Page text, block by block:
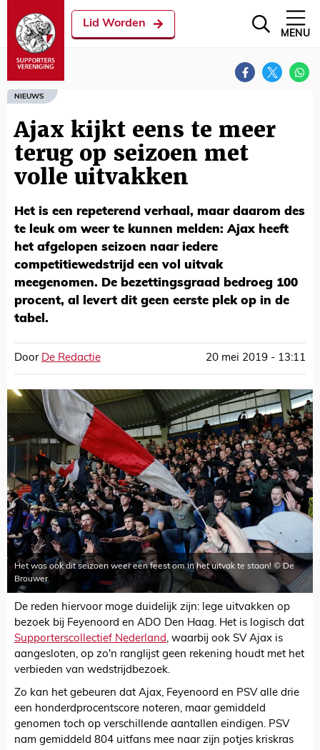
Lid Worden
MENU
NIEUWS
Ajax kijkt eens te meer
terug op seizoen met
volle uitvakken
Het is een repeterend verhaal, maar daarom des
te leuk om weer te kunnen melden: Ajax heeft
het afgelopen seizoen naar iedere
competitiewedstrijd een vol uitvak
meegenomen. De bezettingsgraad bedroeg 100
procent, al levert dit geen eerste plek op in de
tabel.
Door De Redactie 20 mei 2019 - 13:11
Het was ook dit seizoen weer een feest om in het uitvak te staan! © De
Brouwer
De reden hiervoor moge duidelijk zijn: lege uitvakken op
bezoek bij Feyenoord en ADO Den Haag. Het is logisch dat
Supporterscollectief Nederland, waarbij ook SV Ajax is
aangesloten, op zo'n ranglijst geen rekening houdt met het
verbieden van wedstrijdbezoek.
Zo kan het gebeuren dat Ajax, Feyenoord en PSV alle drie
een honderdprocentscore noteren, maar gemiddeld
genomen toch op verschillende aantallen eindigen. PSV
nam gemiddeld 804 uitfans mee naar zijn potjes kriskras